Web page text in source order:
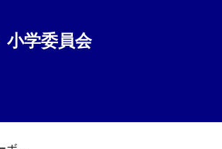
小学委員会